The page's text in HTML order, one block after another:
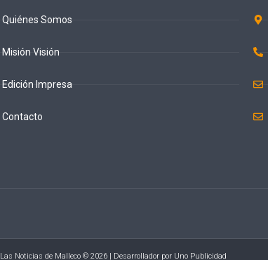
Quiénes Somos
Misión Visión
Edición Impresa
Contacto
Las Noticias de Malleco © 2026 | Desarrollador por Uno Publicidad